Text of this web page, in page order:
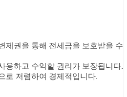
제권을 통해 전세금을 보호받을 수
용하고 수익할 권리가 보장됩니다.
로 저렴하여 경제적입니다.